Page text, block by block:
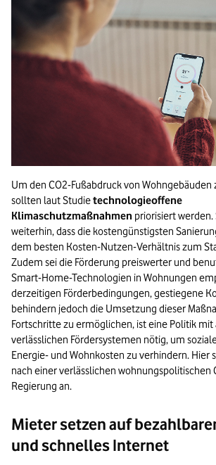
Um den CO2-Fußabdruck von Wohngebäuden
sollten laut Studietechnologieoffene
Klimaschutzmaßnahmen priorisiert
weiterhin, dass die kostengünstigsten
dem besten Kosten-Nutzen-Verhältnis zum
Zudem sei die Förderung preiswerter und
Smart-Home-Technologien in Wohnungen
derzeitigen Förderbedingungen, gestiegene
behindern jedoch die Umsetzung dieser
Fortschritte zu ermöglichen, ist eine Politik mit
verlässlichen Fördersystemen nötig, um
Energie- und Wohnkosten zu verhindern. Hier
nach einer verlässlichen wohnungspolitischen
Regierung an.
Mieter setzen auf
und schnelles Internet